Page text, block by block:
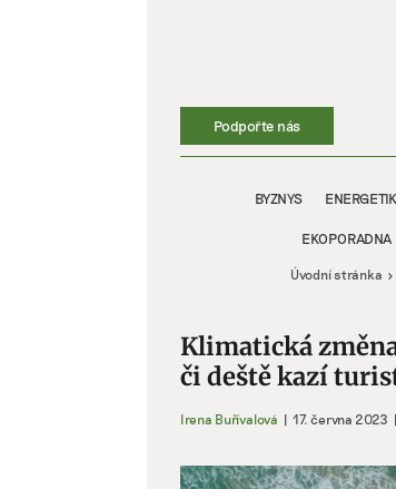
Podpořte nás
BYZNYS
EKOPORADNA
Úvodní stránka
Klimatická
či deště kazí
Irena Buřívalová | 17. června 2023 |
Zobrazit